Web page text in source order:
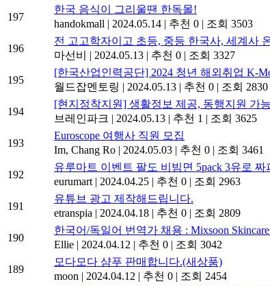
197
한국 음식이 그리울땐 한독몰!
handokmall | 2024.05.14 | 추천 0 | 조회 3503
196
전 고고학자이고 초등, 중등 한국사, 세계사
마선비
| 2024.05.13 | 추천 0 | 조회 3327
195
[한국산업인력공단] 2024 청년 해외취업 K-
월드잡멘토링 | 2024.05.13 | 추천 0 | 조회 2830
194
[현지정착지원] 생활정보 제공, 동행지원 가
브레인파크 | 2024.05.13 | 추천 1 | 조회 3625
193
Euroscope 여행사 직원 모집
Im, Chang Ro | 2024.05.03 | 추천 0 | 조회 3461
192
유루마트 이벤트 팔도 비빔면 5pack 3유로 짜
eurumart | 2024.04.25 | 추천 0 | 조회 2963
191
유튜브 광고 제작해드립니다.
etranspia | 2024.04.18 | 추천 0 | 조회 2809
190
한국어/독일어 번역가 채용 : Mixsoon
Ellie | 2024.04.12 | 추천 0 | 조회 3042
189
모다모다 샴푸 판매합니다.(새상품)
moon | 2024.04.12 | 추천 0 | 조회 2454